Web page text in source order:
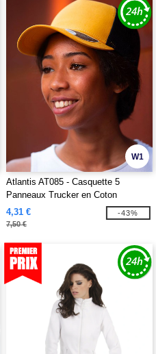
W1
Atlantis AT085 - Casquette 5
Panneaux Trucker en Coton
4,31 €
7,50 €
-43%